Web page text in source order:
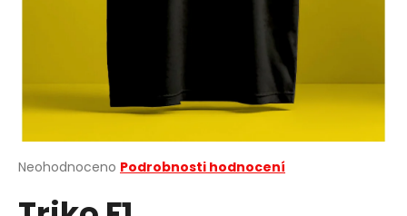
Průměrné
produktu
Neohodnoceno Podrobnosti hodnocení
?